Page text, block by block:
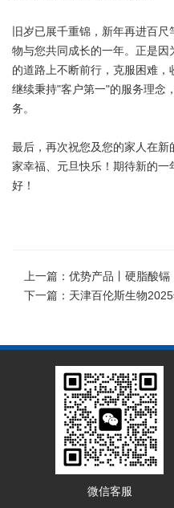
旧岁已展千重锦，新年再进百
物与您共同成长的一年。正是
的道路上不断前行，克服困难
继续秉持"客户第一"的服务理念
务。
最后，再次祝您及您的家人在
家幸福、元旦快乐！期待新的
好！
上一篇： 优势产品丨硬脂酸镉
下一篇： 天津百伦斯生物
微信客服